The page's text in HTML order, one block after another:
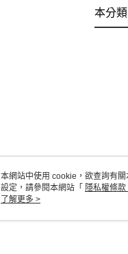
本分
本網站中使用 cookie，欲查詢有
設定，請參閱本網站「 隱私權條款
使用 cookie。
了解更多 >